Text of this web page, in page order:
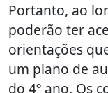
Portanto, ao
poderão ter
orientações
um plano de
do 4º ano. Os